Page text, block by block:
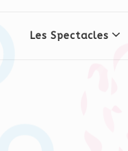
Les Spectacles